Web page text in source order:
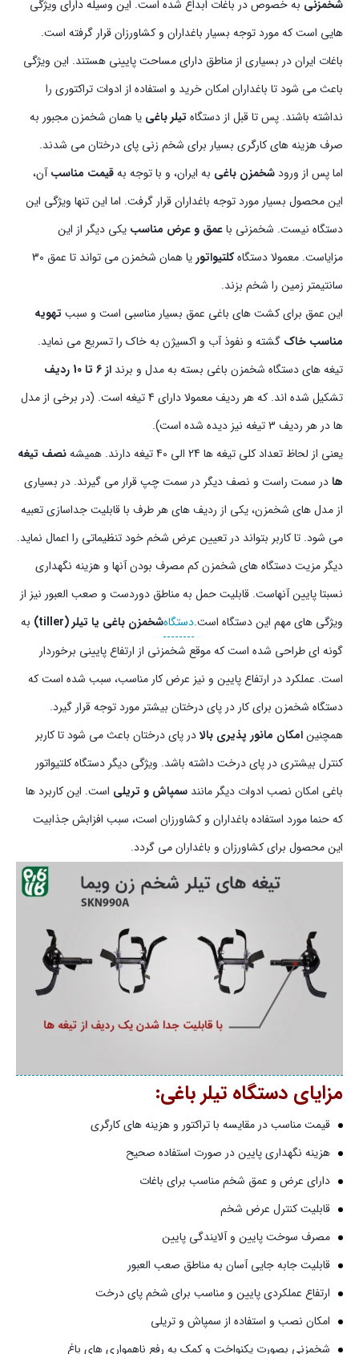
شخمزنی به خصوص در باغات ابداع شده است. این وسیله دارای ویژگی
هایی است که مورد توجه بسیار باغداران و کشاورزان قرار گرفته است.
باغات ایران در بسیاری از مناطق دارای مساحت پایینی هستند. این ویژگی
باعث می شود تا باغداران امکان خرید و استفاده از ادوات تراکتوری را
نداشته باشند. پس تا قبل از دستگاه تیلر باغی یا همان شخمزن مجبور به
صرف هزینه های کارگری بسیار برای شخم زنی پای درختان می شدند.
اما پس از ورودشخمزن باغی به ایران، و با توجه بهقیمت مناسبآن،
این محصول بسیار مورد توجه باغداران قرار گرفت. اما این تنها ویژگی این
دستگاه نیست. شخمزنی باعمق و عرض مناسب یکی دیگر از این
مزایاست. معمولا دستگاهکلتیواتور
یا همان شخمزن می تواند تا عمق 30
سانتیمتر زمین را شخم بزند.
این عمق برای کشت های باغی عمق بسیار مناسبی است و سبب تهویه
مناسب خاک گشته و نفوذ آب و اکسیژن به خاک را تسریع می نماید.
تیغه های دستگاه شخمزن باغی بسته به مدل و برند از 6 تا 10 ردیف
تشکیل شده اند. که هر ردیف معمولا دارای 4 تیغه است. (در برخی از مدل
ها در هر ردیف 3 تیغه نیز دیده شده است).
یعنی از لحاظ تعداد کلی تیغه ها 24 الی 40 تیغه دارند. همیشه
نصف تیغه
ها در سمت راست و نصف دیگر در سمت چپ قرار می گیرند. در بسیاری
از مدل های شخمزن، یکی از ردیف های هر طرف با قابلیت جداسازی تعبیه
می شود. تا کاربر بتواند در تعیین عرض شخم خود تنظیماتی را اعمال نماید.
دیگر مزیت دستگاه های شخمزن کم مصرف بودن آنها و هزینه نگهداری
نسبتا پایین آنهاست. قابلیت حمل به مناطق دوردست و صعب العبور نیز از
ویژگی های مهم این دستگاه است.دستگاهشخمزن باغی یا تیلر (tiller)
به
گونه ای طراحی شده است که موقع شخمزنی از ارتفاع پایینی برخوردار
است. عملکرد در ارتفاع پایین و نیز عرض کار مناسب، سبب شده است که
دستگاه شخمزن برای کار در پای درختان بیشتر مورد توجه قرار گیرد.
همچنینامکان مانور پذیری بالادر پای درختان باعث می شود تا کاربر
کنترل بیشتری در پای درخت داشته باشد. ویژگی دیگر دستگاه کلتیواتور
باغی امکان نصب ادوات دیگر مانند سمپاش و تریلی است. این کاربرد ها
که حنما مورد استفاده باغداران و کشاورزان است، سبب افزابش جذابیت
این محصول برای کشاورزان و باغداران می گردد.
مزایای دستگاه تیلر باغی:
قیمت مناسب در مقایسه با تراکتور و هزینه های کارگری
هزینه نگهداری پایین در صورت استفاده صحیح
دارای عرض و عمق شخم مناسب برای باغات
قابلیت کنترل عرض شخم
مصرف سوخت پایین و آلایندگی پایین
قابلیت جابه جایی آسان به مناطق صعب العبور
ارتفاع عملکردی پایین و مناسب برای شخم پای درخت
امکان نصب و استفاده از سمپاش و تریلی
شخمزنی بصورت یکنواخت و کمک به رفع ناهمواری های باغ